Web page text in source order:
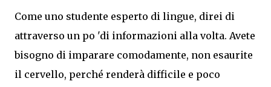
Come uno studente esperto di lingue, direi di
attraverso un po 'di informazioni alla volta. Avete
bisogno di imparare comodamente, non esaurite
il cervello, perché renderà difficile e poco